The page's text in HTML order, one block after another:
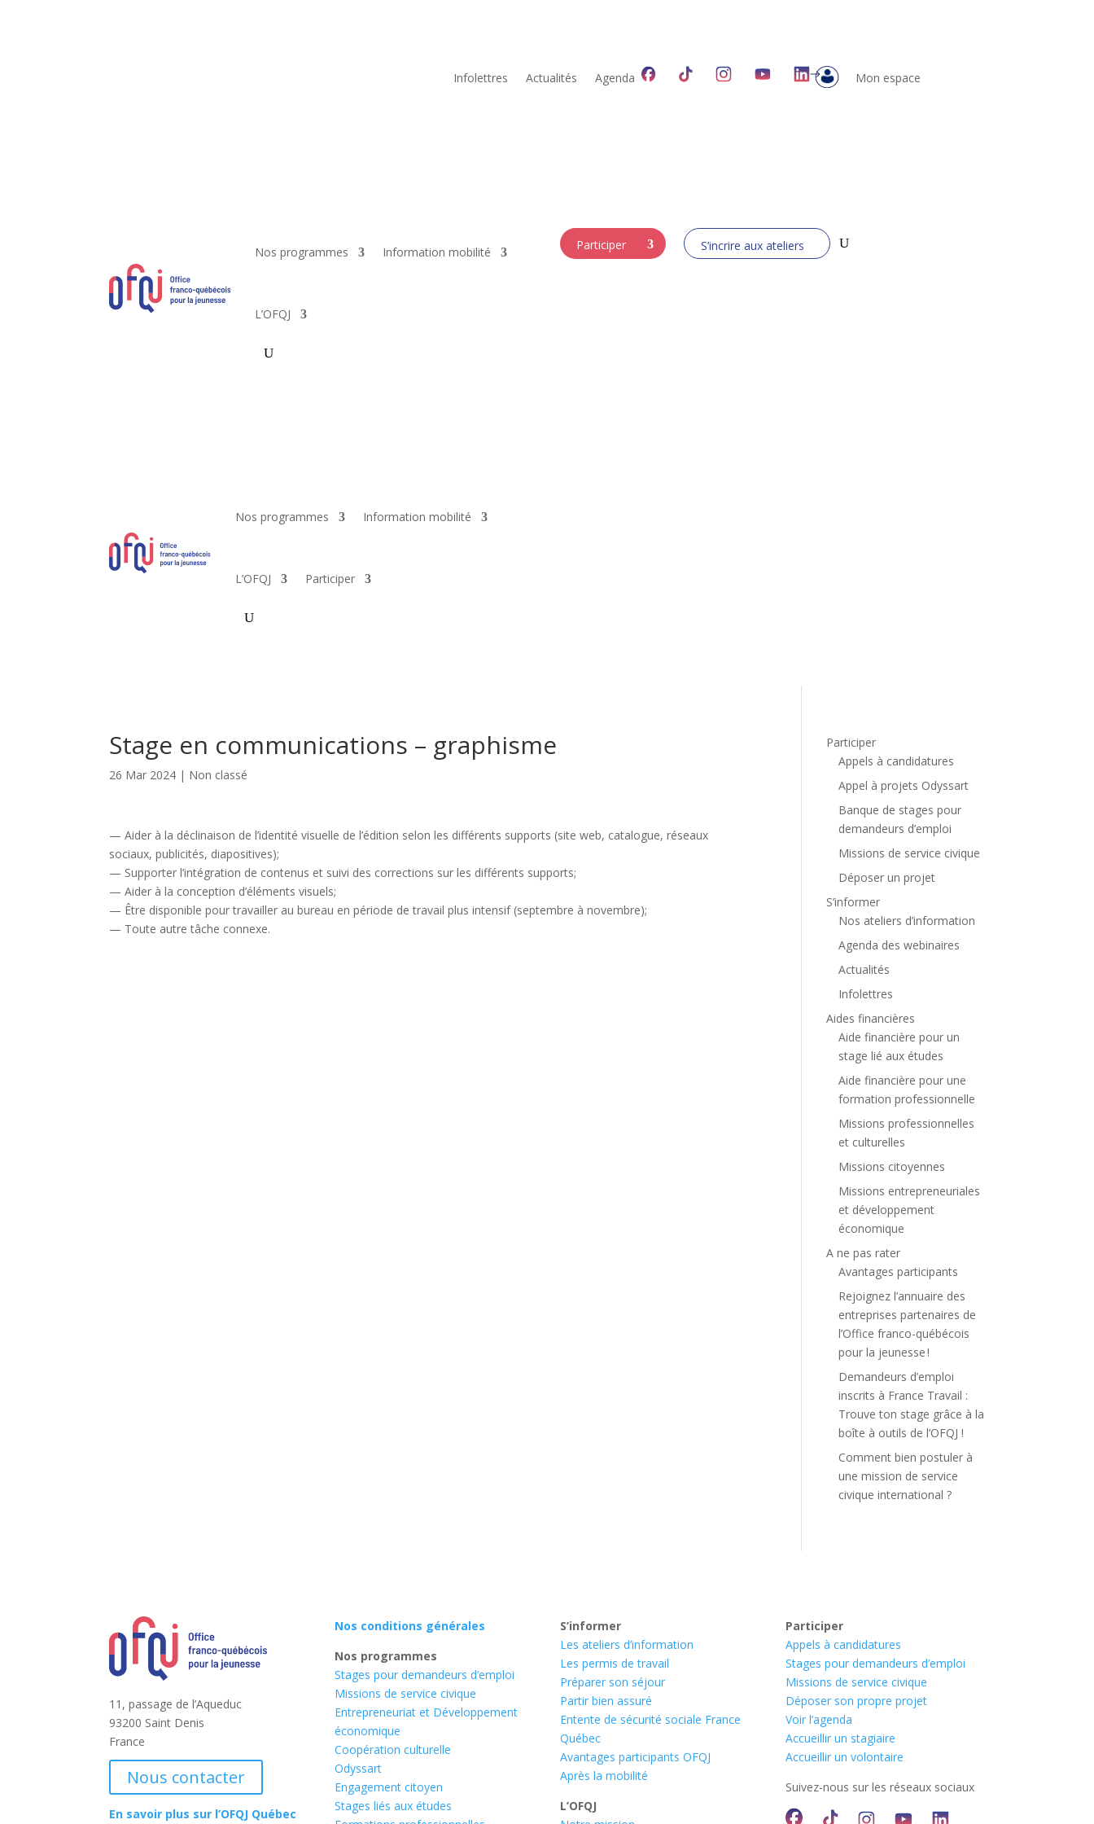
Infolettres Actualités Agenda Mon espace
Nos programmes Information mobilité
L’OFQJ
Participer S’incrire aux ateliers
Nos programmes Information mobilité
L’OFQJ Participer
Stage en communications – graphisme
26 Mar 2024 | Non classé
— Aider à la déclinaison de l’identité visuelle de l’édition selon les différents supports (site web, catalogue, réseaux
sociaux, publicités, diapositives);
— Supporter l’intégration de contenus et suivi des corrections sur les différents supports;
— Aider à la conception d’éléments visuels;
— Être disponible pour travailler au bureau en période de travail plus intensif (septembre à novembre);
— Toute autre tâche connexe.
Participer
Appels à candidatures
Appel à projets Odyssart
Banque de stages pour
demandeurs d’emploi
Missions de service civique
Déposer un projet
S’informer
Nos ateliers d’information
Agenda des webinaires
Actualités
Infolettres
Aides financières
Aide financière pour un
stage lié aux études
Aide financière pour une
formation professionnelle
Missions professionnelles
et culturelles
Missions citoyennes
Missions entrepreneuriales
et développement
économique
A ne pas rater
Avantages participants
Rejoignez l’annuaire des
entreprises partenaires de
l’Office franco-québécois
pour la jeunesse !
Demandeurs d’emploi
inscrits à France Travail :
Trouve ton stage grâce à la
boîte à outils de l’OFQJ !
Comment bien postuler à
une mission de service
civique international ?
11, passage de l’Aqueduc
93200 Saint Denis
France
Nous contacter
En savoir plus sur l’OFQJ Québec
Nos conditions générales
Nos programmes
Stages pour demandeurs d’emploi
Missions de service civique
Entrepreneuriat et Développement
économique
Coopération culturelle
Odyssart
Engagement citoyen
Stages liés aux études
S’informer
Les ateliers d’information
Les permis de travail
Préparer son séjour
Partir bien assuré
Entente de sécurité sociale France
Québec
Avantages participants OFQJ
Après la mobilité
L’OFQJ
Participer
Appels à candidatures
Stages pour demandeurs d’emploi
Missions de service civique
Déposer son propre projet
Voir l’agenda
Accueillir un stagiaire
Accueillir un volontaire
Suivez-nous sur les réseaux sociaux